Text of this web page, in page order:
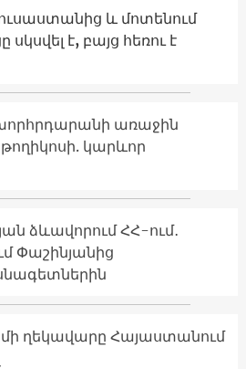
և մոտենում
է, բայց հեռու է
առաջին
կարևոր
ձևավորում ՀՀ-ում․
Փաշինյանից
ղեկավարը Հայաստանում